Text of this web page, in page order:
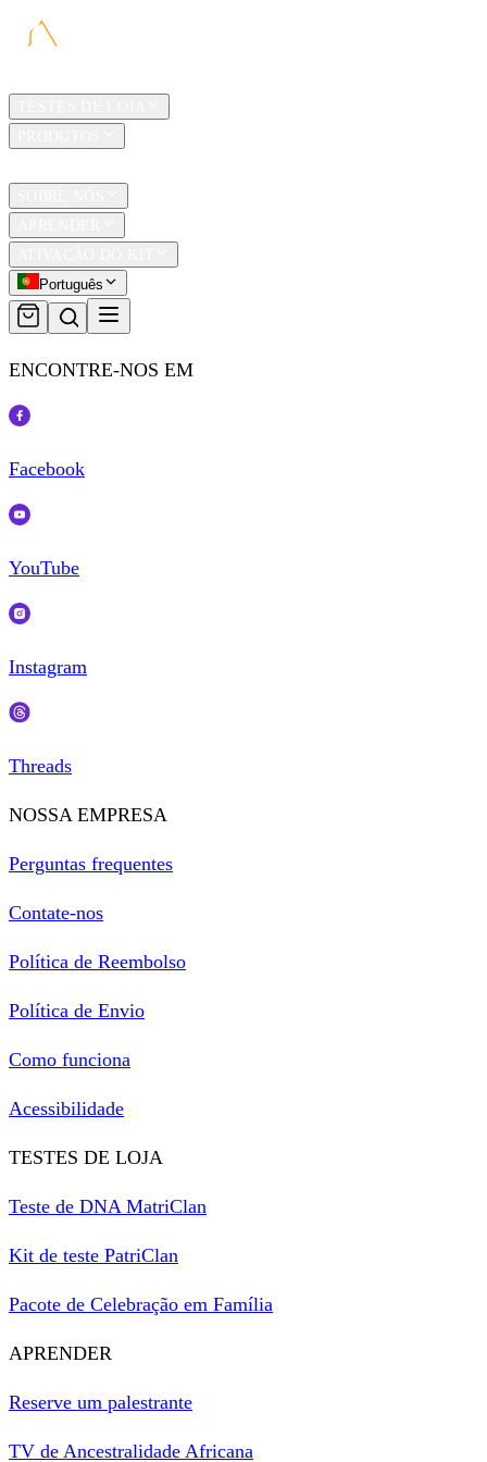
Português
ENCONTRE-NOS EM
Facebook
YouTube
Instagram
Threads
NOSSA EMPRESA
Perguntas frequentes
Contate-nos
Política de Reembolso
Política de Envio
Como funciona
Acessibilidade
TESTES DE LOJA
Teste de DNA MatriClan
Kit de teste PatriClan
Pacote de Celebração em Família
APRENDER
Reserve um palestrante
TV de Ancestralidade Africana